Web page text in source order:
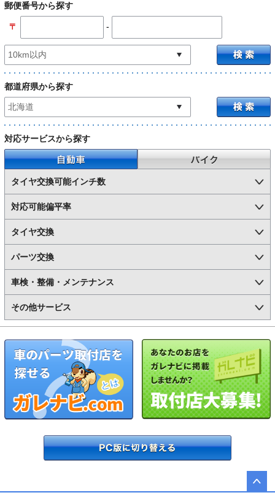
郵便番号から探す
〒 -
都道府県から探す
対応サービスから探す
自動車
タイヤ交換可能インチ数
対応可能偏平率
タイヤ交換
パーツ交換
車検・整備・メンテナンス
その他サービス